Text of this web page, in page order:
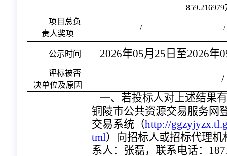
项目 总负
责人奖项
/ /
公示时间 2026年05月25日至2026年
评标被否
决单位及原因
/
一、若投标人对上述结果
铜陵市公共资源交易服务网
交易系统（http://
tml）向招标人或招标代理
系人：张磊，联系电话：